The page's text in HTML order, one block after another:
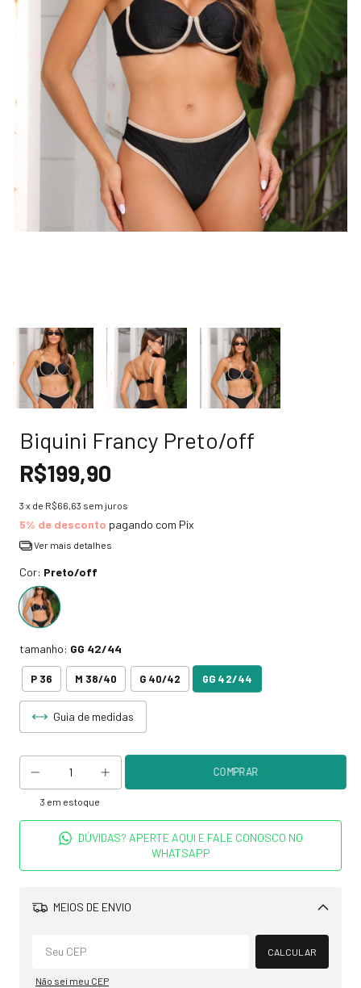
Biquini Francy Preto/off
R$199,90
3 x de R$66,63 sem juros
5% de desconto pagando com Pix
Ver mais detalhes
Cor: Preto/off
tamanho: GG 42/44
P 36 M 38/40 G 40/42 GG 42/44
Guia de medidas
3 em estoque
DÚVIDAS? APERTE AQUI E FALE CONOSCO NO
WHATSAPP
MEIOS DE ENVIO
Alterar CEP
CALCULAR
Não sei meu CEP